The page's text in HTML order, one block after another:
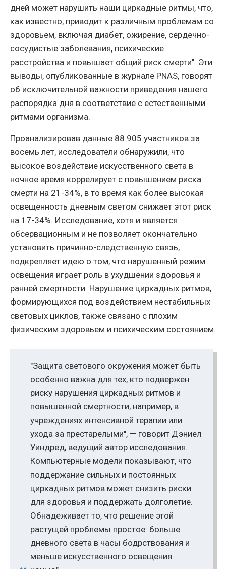
дней может нарушить наши циркадные ритмы, что,
как известно, приводит к различным проблемам со
здоровьем, включая диабет, ожирение, сердечно-
сосудистые заболевания, психические
расстройства и повышает общий риск смерти". Эти
выводы, опубликованные в журнале PNAS, говорят
об исключительной важности приведения нашего
распорядка дня в соответствие с естественными
ритмами организма.
Проанализировав данные 88 905 участников за
восемь лет, исследователи обнаружили, что
высокое воздействие искусственного света в
ночное время коррелирует с повышением риска
смерти на 21-34%, в то время как более высокая
освещенность дневным светом снижает этот риск
на 17-34%. Исследование, хотя и является
обсервационным и не позволяет окончательно
установить причинно-следственную связь,
подкрепляет идею о том, что нарушенный режим
освещения играет роль в ухудшении здоровья и
ранней смертности. Нарушение циркадных ритмов,
формирующихся под воздействием нестабильных
световых циклов, также связано с плохим
физическим здоровьем и психическим состоянием.
"Защита светового окружения может быть
особенно важна для тех, кто подвержен
риску нарушения циркадных ритмов и
повышенной смертности, например, в
учреждениях интенсивной терапии или
ухода за престарелыми", — говорит Дэниел
Уиндред, ведущий автор исследования.
Компьютерные модели показывают, что
поддержание сильных и постоянных
циркадных ритмов может снизить риски
для здоровья и поддержать долголетие.
Обнадеживает то, что решение этой
растущей проблемы простое: больше
дневного света в часы бодрствования и
меньше искусственного освещения